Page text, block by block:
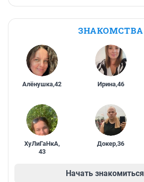
ЗНАКОМСТВА
Алёнушка,42 Ирина,46
ХуЛиГаНкА,
43
Докер,36
Начать знакомиться